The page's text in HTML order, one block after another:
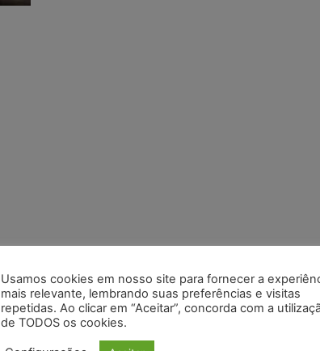
Usamos cookies em nosso site para fornecer a
mais relevante, lembrando suas preferências e visitas
repetidas. Ao clicar em “Aceitar”, concorda com a
de TODOS os cookies.